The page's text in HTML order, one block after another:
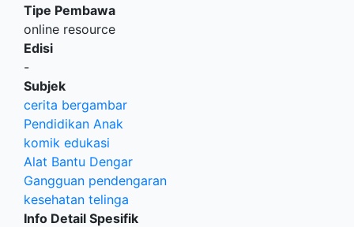
Tipe Pembawa
online resource
Edisi
-
Subjek
cerita bergambar
Pendidikan Anak
komik edukasi
Alat Bantu Dengar
Gangguan pendengaran
kesehatan telinga
Info Detail Spesifik